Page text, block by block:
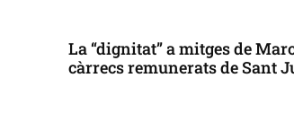
La “dignitat” a mitges de
càrrecs remunerats de Sant